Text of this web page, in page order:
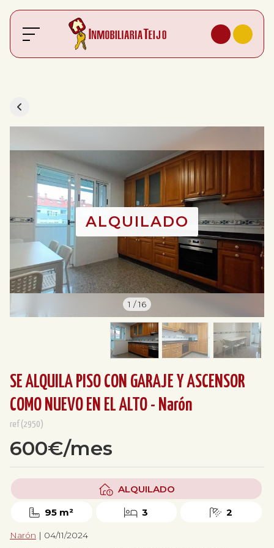
1 /16
SE ALQUILA PISO CON GARAJE Y ASCENSOR
COMO NUEVO EN EL ALTO - Narón
ref(2950)
600€/mes
ALQUILADO
95 m² 3 2
Narón | 04/11/2024